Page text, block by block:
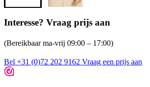
Interesse? Vraag prijs aan
(Bereikbaar ma-vrij 09:00 – 17:00)
Bel +31 (0)72 202 9162 Vraag een prijs aan